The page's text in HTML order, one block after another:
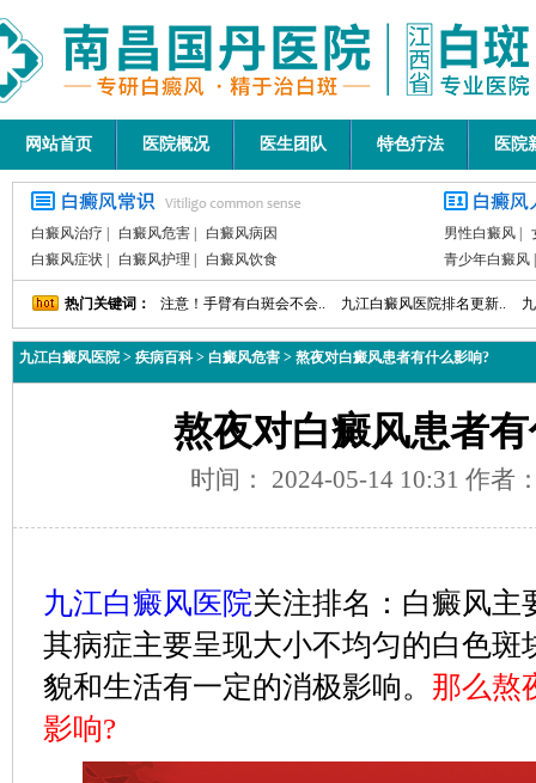
网站首页 医院概况 医生团队 特色疗法 医院
白癜风治疗 白癜风危害
白癜风病因
白癜风症状
白癜风护理 白癜风饮食
男性白癜风
青少年白癜风
热门关键词： 注意！手臂有白斑会不会.. 九江白癜风医院排名更新..
九江白癜风医院 > 疾病百科> 白癜风危害 > 熬夜对白癜风患者有什么影响?
熬夜对白癜风患者
时间： 2024-05-14 10:31 作者
九江白癜风医院关注排名：白癜风主
其病症主要呈现大小不均匀的白色斑
貌和生活有一定的消极影响。 那么熬
影响?